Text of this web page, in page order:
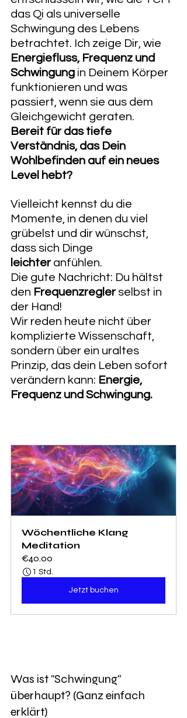
das Qi als universelle
Schwingung des Lebens
betrachtet. Ich zeige Dir, wie
Energiefluss, Frequenz und
Schwingung in Deinem Körper
funktionieren und was
passiert, wenn sie aus dem
Gleichgewicht geraten.
Bereit für das tiefe
Verständnis, das Dein
Wohlbefinden auf ein neues
Level hebt?
Vielleicht kennst du die
Momente, in denen du viel
grübelst und dir wünschst,
dass sich Dinge
leichter anfühlen.
Die gute Nachricht: Du hältst
den Frequenzregler selbst in
der Hand!
Wir reden heute nicht über
komplizierte Wissenschaft,
sondern über ein uraltes
Prinzip, das dein Leben sofort
verändern kann: Energie,
Frequenz und Schwingung.
Wöchentliche Klang
Meditation
€40.00
1 Std.
Jetzt buchen
Was ist "Schwingung"
überhaupt? (Ganz einfach
erklärt)